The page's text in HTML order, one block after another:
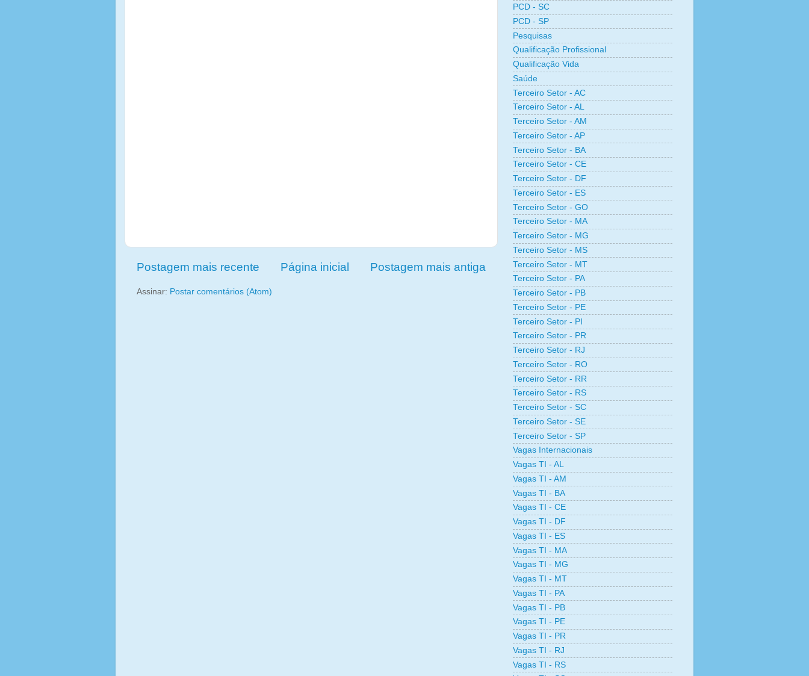
Postagem mais recente Postagem mais antiga
Página inicial
Assinar: Postar comentários (Atom)
PCD - SC
PCD - SP
Pesquisas
Qualificação Profissional
Qualificação Vida
Saúde
Terceiro Setor - AC
Terceiro Setor - AL
Terceiro Setor - AM
Terceiro Setor - AP
Terceiro Setor - BA
Terceiro Setor - CE
Terceiro Setor - DF
Terceiro Setor - ES
Terceiro Setor - GO
Terceiro Setor - MA
Terceiro Setor - MG
Terceiro Setor - MS
Terceiro Setor - MT
Terceiro Setor - PA
Terceiro Setor - PB
Terceiro Setor - PE
Terceiro Setor - PI
Terceiro Setor - PR
Terceiro Setor - RJ
Terceiro Setor - RO
Terceiro Setor - RR
Terceiro Setor - RS
Terceiro Setor - SC
Terceiro Setor - SE
Terceiro Setor - SP
Vagas Internacionais
Vagas TI - AL
Vagas TI - AM
Vagas TI - BA
Vagas TI - CE
Vagas TI - DF
Vagas TI - ES
Vagas TI - MA
Vagas TI - MG
Vagas TI - MT
Vagas TI - PA
Vagas TI - PB
Vagas TI - PE
Vagas TI - PR
Vagas TI - RJ
Vagas TI - RS